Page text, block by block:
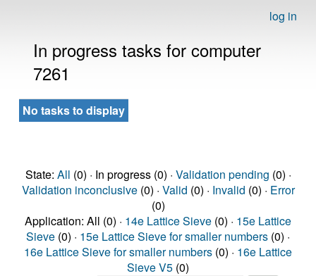
log in
In progress tasks for computer
7261
No tasks to display
State: All (0) · In progress (0) · Validation pending (0) ·
Validation inconclusive(0) · Valid (0) · Invalid (0) · Error
(0)
Application: All (0) · 14e Lattice Sieve (0) · 15e Lattice
Sieve (0) · 15e Lattice Sieve for smaller numbers (0) ·
16e Lattice Sieve for smaller numbers (0) · 16e Lattice
Sieve V5 (0)